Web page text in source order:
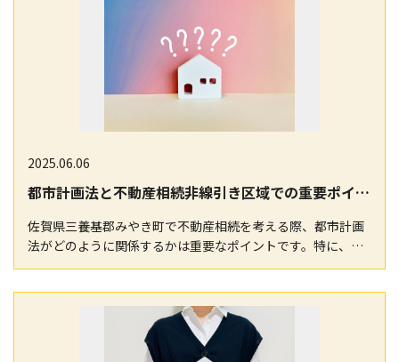
2025.06.06
都市計画法と不動産相続非線引き区域での重要ポイント佐賀県三養基郡みやき町
佐賀県三養基郡みやき町で不動産相続を考える際、都市計画
法がどのように関係するかは重要なポイントです。特に、非
線引き区域での不動産売却を検討している方にとって、…